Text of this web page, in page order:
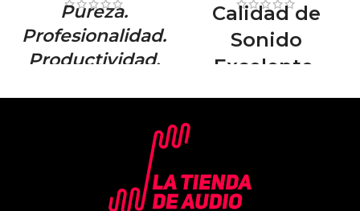
Pureza.
Profesionalidad.
Productividad.
la aclamada línea de la serie M.
materiales de alta calidad se
combinan para proporcionar
una experiencia de escucha
Calidad de
Sonido
Excelente.
Escucha tus canciones en voz
DJ y analizando muchos estilos
diferentes de monitoreo,
Pioneer se ha asegurado de que